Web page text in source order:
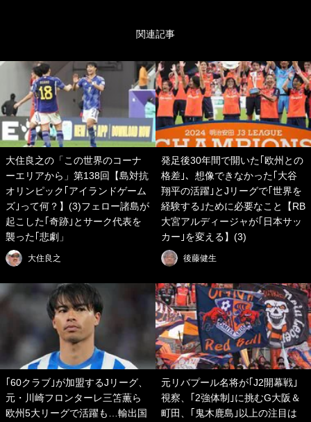
関連記事
大住良之の「この世界のコーナ
ーエリアから」第138回【島対抗
オリンピック｢アイランドゲーム
ズ｣って何？】(3)フェロー諸島が
起こした｢奇跡｣とサーク代表を
襲った｢悲劇」
大住良之
発足後30年間で開いた｢欧州との
格差｣、想像できなかった｢大谷
翔平の活躍｣とJリーグで｢世界を
経験する｣ために必要なこと【RB
大宮アルディージャが｢日本サッ
カー｣を変える】(3)
後藤健生
｢60クラブ｣が加盟するJリーグ、
元・川崎フロンターレ三笘薫ら
欧州5大リーグで活躍も…輸出国
元リバプール名将が｢J2開幕戦｣
視察、｢2強体制｣に挑むG大阪＆
町田、｢鬼木鹿島｣以上の注目は